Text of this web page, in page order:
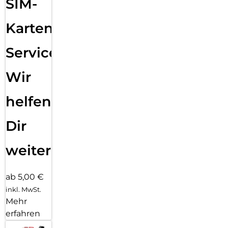
SIM-
Karten
Service:
Wir
helfen
Dir
weiter
ab 5,00 €
inkl. MwSt.
Mehr
erfahren